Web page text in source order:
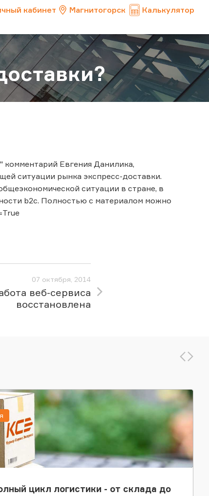
кабинет Магнитогорск Калькулятор
комментарий Евгения Данилика,
ситуации рынка экспресс-доставки.
ситуации в стране, в
b2c. Полностью с материалом можно
07 октября, 2014
веб-сервиса
восстановлена
цикл логистики - от склада до